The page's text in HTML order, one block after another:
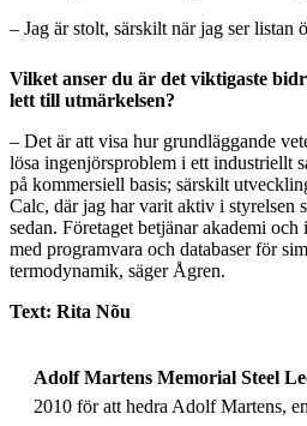
– Jag är stolt, särskilt när jag ser listan
Vilket anser du är det viktigaste
lett till utmärkelsen?
– Det är att visa hur grundläggande
lösa ingenjörsproblem i ett industriellt
på kommersiell basis; särskilt
Calc, där jag har varit aktiv i styrelsen
sedan. Företaget betjänar akademi
med programvara och databaser för
termodynamik, säger Ågren.
Text: Rita Nõu
Adolf Martens Memorial Steel
2010 för att hedra Adolf Martens,